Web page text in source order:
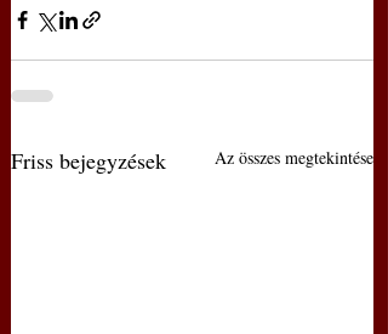
Friss bejegyzések Az összes megtekintése